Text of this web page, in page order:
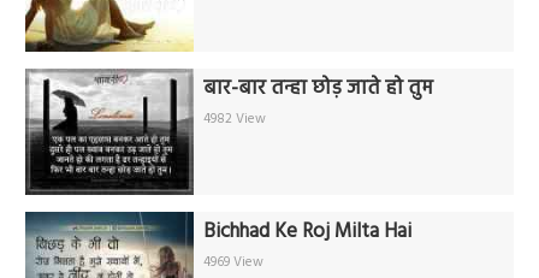
बार-बार तन्हा छोड़ जाते हो तुम
4982 View
Bichhad Ke Roj Milta Hai
4969 View